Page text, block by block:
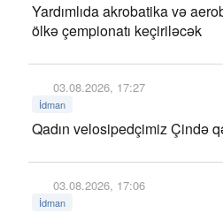
Yardımlıda akrobatika və
ölkə çempionatı keçiriləcək
03.08.2026, 17:27
İdman
Qadın velosipedçimiz Çində
03.08.2026, 17:06
İdman